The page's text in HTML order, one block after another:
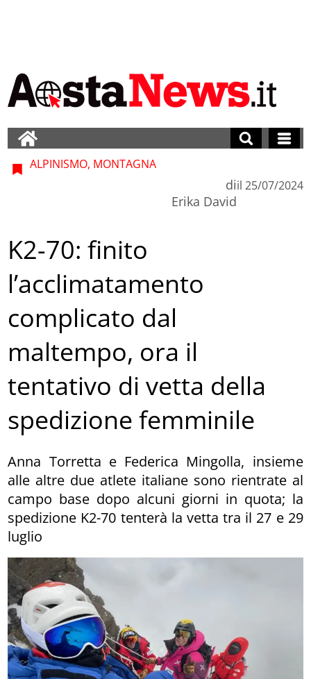
ALPINISMO, MONTAGNA
di
Erika David
il 25/07/2024
K2-70: finito
l’acclimatamento
complicato dal
maltempo, ora il
tentativo di vetta della
spedizione femminile
Anna Torretta e Federica Mingolla, insieme
alle altre due atlete italiane sono rientrate al
campo base dopo alcuni giorni in quota; la
spedizione K2-70 tenterà la vetta tra il 27 e 29
luglio